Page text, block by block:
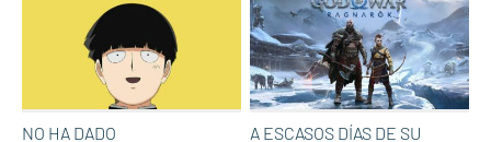
NO HA DADO
A ESCASOS DÍAS DE SU